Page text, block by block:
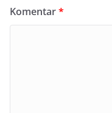
Komentar*